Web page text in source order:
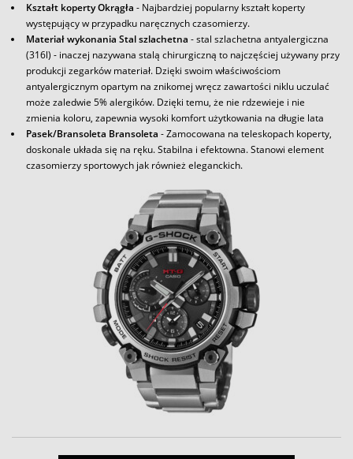
Kształt koperty Okrągła - Najbardziej popularny kształt koperty
występujący w przypadku naręcznych czasomierzy.
Materiał wykonania Stal szlachetna - stal szlachetna antyalergiczna
(316l) - inaczej nazywana stalą chirurgiczną to najczęściej używany przy
produkcji zegarków materiał. Dzięki swoim właściwościom
antyalergicznym opartym na znikomej wręcz zawartości niklu uczulać
może zaledwie 5% alergików. Dzięki temu, że nie rdzewieje i nie
zmienia koloru, zapewnia wysoki komfort użytkowania na długie lata
Pasek/Bransoleta Bransoleta - Zamocowana na teleskopach koperty,
doskonale układa się na ręku. Stabilna i efektowna. Stanowi element
czasomierzy sportowych jak również eleganckich.